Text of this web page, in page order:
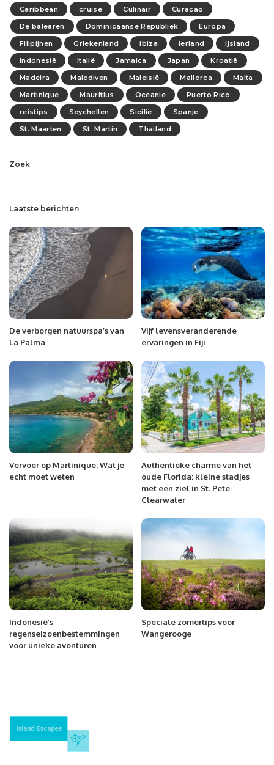
Caribbean
cruise Culinair
Curacao
De balearen
Dominicaanse Republiek
Europa
Filipijnen
Griekenland ibiza Ierland
Ijsland
Indonesië
Italië Jamaica Japan
Kroatië
Madeira
Malediven Maleisië Mallorca
Malta
Martinique
Mauritius Oceanie
Puerto Rico
reistips
Seychellen Sicilië
Spanje
St. Maarten
St. Martin Thailand
Zoek
Laatste berichten
De verborgen natuurspa’s van
La Palma
Vijf levensveranderende
ervaringen in Fiji
Vervoer op Martinique: Wat je
echt moet weten
Authentieke charme van het
oude Florida: kleine stadjes
met een ziel in St. Pete-
Clearwater
Indonesië’s
regenseizoenbestemmingen
voor unieke avonturen
Speciale zomertips voor
Wangerooge